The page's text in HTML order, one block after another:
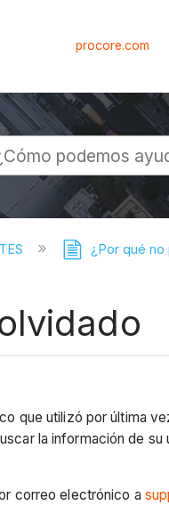
procore.com
¿Por qué
que utilizó por última
la información de
correo electrónico a